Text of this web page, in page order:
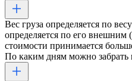
Вес груза определяется по
определяется по его
стоимости принимается
По каким дням можно забрать